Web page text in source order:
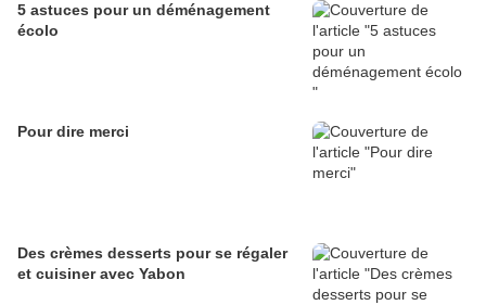
5 astuces pour un déménagement
écolo
Pour dire merci
Des crèmes desserts pour se régaler
et cuisiner avec Yabon